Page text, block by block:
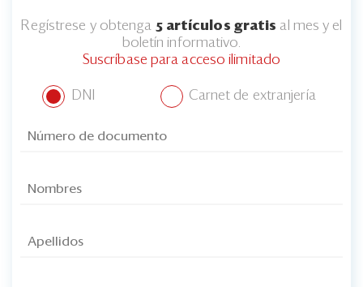
Regístrese y obtenga 5 artículos gratis al mes y el
boletín informativo.
Suscríbase para acceso ilimitado
DNI Carnet de extranjería